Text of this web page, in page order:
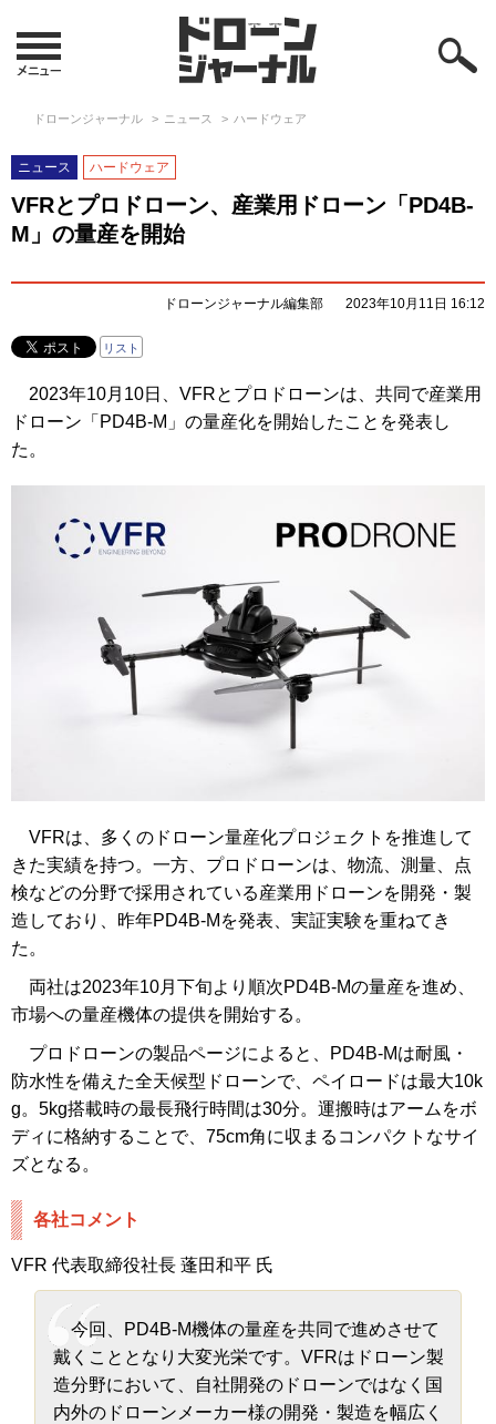
ドローンジャーナル ニュース ハードウェア
ニュース ハードウェア
VFRとプロドローン、産業用ドローン「PD4B-
M」の量産を開始
ドローンジャーナル編集部 2023年10月11日 16:12
リスト
2023年10月10日、VFRとプロドローンは、共同で産業用
ドローン「PD4B-M」の量産化を開始したことを発表し
た。
VFRは、多くのドローン量産化プロジェクトを推進して
きた実績を持つ。一方、プロドローンは、物流、測量、点
検などの分野で採用されている産業用ドローンを開発・製
造しており、昨年PD4B-Mを発表、実証実験を重ねてき
た。
両社は2023年10月下旬より順次PD4B-Mの量産を進め、
市場への量産機体の提供を開始する。
プロドローンの製品ページによると、PD4B-Mは耐風・
防水性を備えた全天候型ドローンで、ペイロードは最大10k
g。5kg搭載時の最長飛行時間は30分。運搬時はアームをボ
ディに格納することで、75cm角に収まるコンパクトなサイ
ズとなる。
各社コメント
VFR 代表取締役社長 蓬田和平 氏
今回、PD4B-M機体の量産を共同で進めさせて
戴くこととなり大変光栄です。VFRはドローン製
造分野において、自社開発のドローンではなく国
内外のドローンメーカー様の開発・製造を幅広く